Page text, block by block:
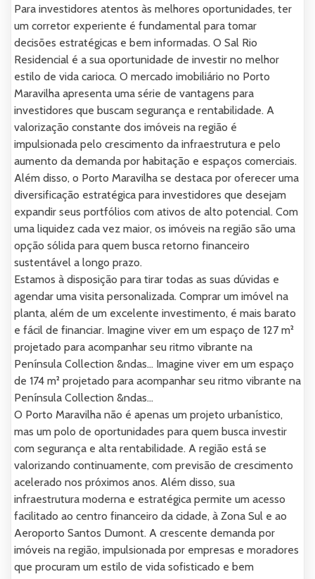
Para investidores atentos às melhores oportunidades, ter
um corretor experiente é fundamental para tomar
decisões estratégicas e bem informadas. O Sal Rio
Residencial é a sua oportunidade de investir no melhor
estilo de vida carioca. O mercado imobiliário no Porto
Maravilha apresenta uma série de vantagens para
investidores que buscam segurança e rentabilidade. A
valorização constante dos imóveis na região é
impulsionada pelo crescimento da infraestrutura e pelo
aumento da demanda por habitação e espaços comerciais.
Além disso, o Porto Maravilha se destaca por oferecer uma
diversificação estratégica para investidores que desejam
expandir seus portfólios com ativos de alto potencial. Com
uma liquidez cada vez maior, os imóveis na região são uma
opção sólida para quem busca retorno financeiro
sustentável a longo prazo.
Estamos à disposição para tirar todas as suas dúvidas e
agendar uma visita personalizada. Comprar um imóvel na
planta, além de um excelente investimento, é mais barato
e fácil de financiar. Imagine viver em um espaço de 127 m²
projetado para acompanhar seu ritmo vibrante na
Península Collection &ndas... Imagine viver em um espaço
de 174 m² projetado para acompanhar seu ritmo vibrante na
Península Collection &ndas...
O Porto Maravilha não é apenas um projeto urbanístico,
mas um polo de oportunidades para quem busca investir
com segurança e alta rentabilidade. A região está se
valorizando continuamente, com previsão de crescimento
acelerado nos próximos anos. Além disso, sua
infraestrutura moderna e estratégica permite um acesso
facilitado ao centro financeiro da cidade, à Zona Sul e ao
Aeroporto Santos Dumont. A crescente demanda por
imóveis na região, impulsionada por empresas e moradores
que procuram um estilo de vida sofisticado e bem